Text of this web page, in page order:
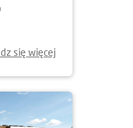
się więcej